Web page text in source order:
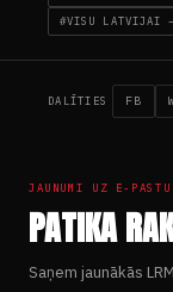
#VISU LATVIJAI
DALĪTIES FB
JAUNUMI UZ E-PASTU
PATIKA
Saņem jaunākās